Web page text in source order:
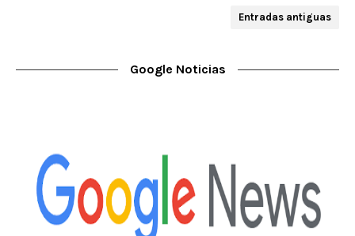
Entradas antiguas
Google Noticias